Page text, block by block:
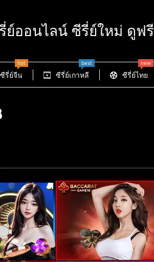
ย์ออนไลน์ ซีรี่ย์ใหม่ ดูฟรี
ซีรี่ย์จีน
hot
ซีรี่ย์เกาหลี
best
ซีรี่ย์ไทย
new